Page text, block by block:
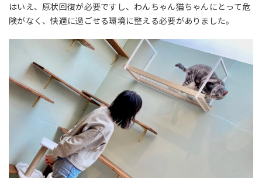
はいえ、原状回復が必要ですし、わんちゃん猫ちゃんにとって危
険がなく、快適に過ごせる環境に整える必要がありました。